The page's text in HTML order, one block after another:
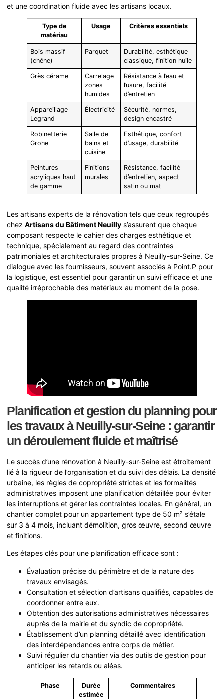
et une coordination fluide avec les artisans locaux.
Type de
matériau
Usage Critères essentiels
Bois massif
(chêne)
Parquet
Durabilité, esthétique
classique, finition huile
Grès cérame
Carrelage
zones
humides
Résistance à l’eau et
l’usure, facilité
d’entretien
Appareillage
Legrand
Électricité
Sécurité, normes,
design encastré
Robinetterie
Grohe
Salle de
bains et
cuisine
Esthétique, confort
d’usage, durabilité
Peintures
acryliques haut
de gamme
Finitions
murales
Résistance, facilité
d’entretien, aspect
satin ou mat
Les artisans experts de la rénovation tels que ceux regroupés
chez Artisans du Bâtiment Neuilly s’assurent que chaque
composant respecte le cahier des charges esthétique et
technique, spécialement au regard des contraintes
patrimoniales et architecturales propres à Neuilly-sur-Seine. Ce
dialogue avec les fournisseurs, souvent associés à Point.P pour
la logistique, est essentiel pour garantir un suivi efficace et une
qualité irréprochable des matériaux au moment de la pose.
Planification et gestion du planning pour
les travaux à Neuilly-sur-Seine : garantir
un déroulement fluide et maîtrisé
Le succès d’une rénovation à Neuilly-sur-Seine est étroitement
lié à la rigueur de l’organisation et du suivi des délais. La densité
urbaine, les règles de copropriété strictes et les formalités
administratives imposent une planification détaillée pour éviter
les interruptions et gérer les contraintes locales. En général, un
chantier complet pour un appartement type de 50 m² s’étale
sur 3 à 4 mois, incluant démolition, gros œuvre, second œuvre
et finitions.
Les étapes clés pour une planification efficace sont :
Évaluation précise du périmètre et de la nature des
travaux envisagés.
Consultation et sélection d’artisans qualifiés, capables de
coordonner entre eux.
Obtention des autorisations administratives nécessaires
auprès de la mairie et du syndic de copropriété.
Établissement d’un planning détaillé avec identification
des interdépendances entre corps de métier.
Suivi régulier du chantier via des outils de gestion pour
anticiper les retards ou aléas.
Phase
Durée
estimée
Commentaires